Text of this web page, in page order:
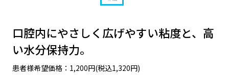
口腔内にやさしく広げやすい粘度と、高
い水分保持力。
患者様希望価格：1,200円(税込1,320円)